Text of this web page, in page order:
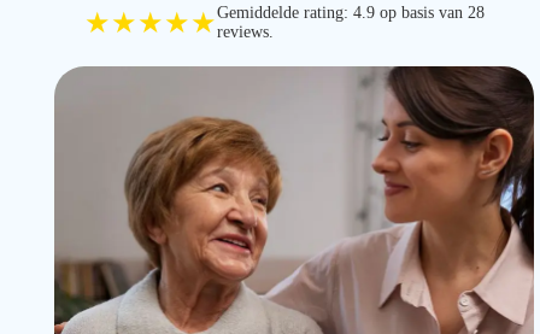
★★★★★Gemiddelde rating: 4.9 op basis van 28
reviews.